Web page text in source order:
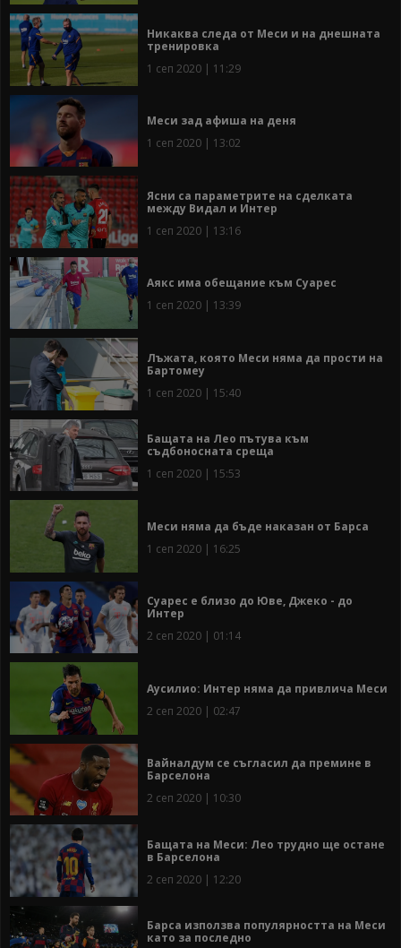
Никаква следа от Меси и на днешната
тренировка
1 сеп 2020 | 11:29
Меси зад афиша на деня
1 сеп 2020 | 13:02
Ясни са параметрите на сделката
между Видал и Интер
1 сеп 2020 | 13:16
Аякс има обещание към Суарес
1 сеп 2020 | 13:39
Лъжата, която Меси няма да прости на
Бартомеу
1 сеп 2020 | 15:40
Бащата на Лео пътува към
съдбоносната среща
1 сеп 2020 | 15:53
Меси няма да бъде наказан от Барса
1 сеп 2020 | 16:25
Суарес е близо до Юве, Джеко - до
Интер
2 сеп 2020 | 01:14
Аусилио: Интер няма да привлича Меси
2 сеп 2020 | 02:47
Вайналдум се съгласил да премине в
Барселона
2 сеп 2020 | 10:30
Бащата на Меси: Лео трудно ще остане
в Барселона
2 сеп 2020 | 12:20
Барса използва популярността на Меси
като за последно